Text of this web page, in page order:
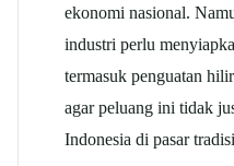
ekonomi nasional.
industri perlu
termasuk penguatan
agar peluang ini tidak
Indonesia di pasar